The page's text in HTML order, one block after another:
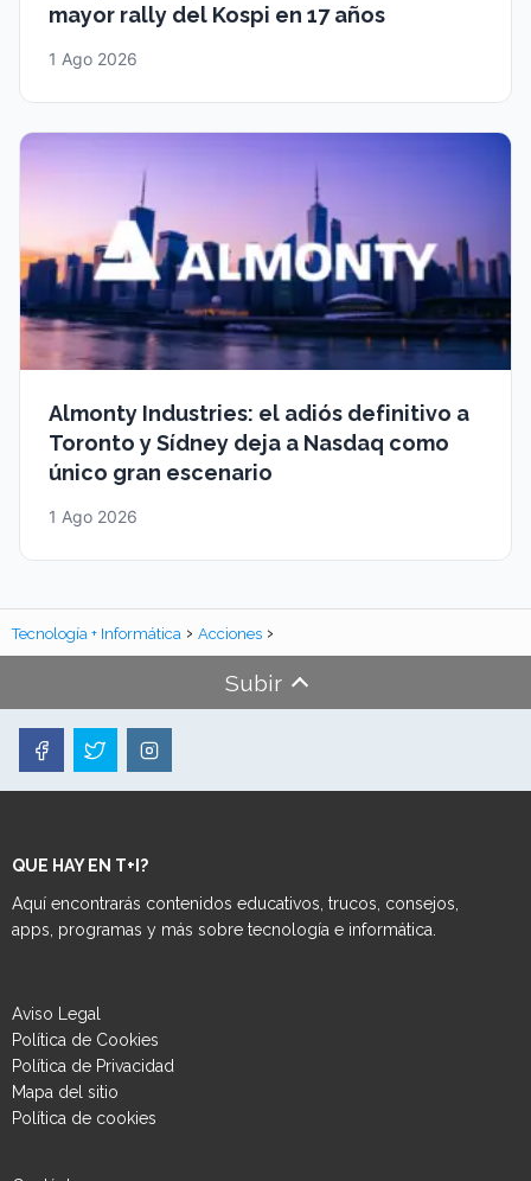
mayor rally del Kospi en 17 años
1 Ago 2026
Almonty Industries: el adiós definitivo a
Toronto y Sídney deja a Nasdaq como
único gran escenario
1 Ago 2026
Tecnología + Informática Acciones
Subir
QUE HAY EN T+I?
Aquí encontrarás contenidos educativos, trucos, consejos,
apps, programas y más sobre tecnología e informática.
Aviso Legal
Política de Cookies
Política de Privacidad
Mapa del sitio
Política de cookies